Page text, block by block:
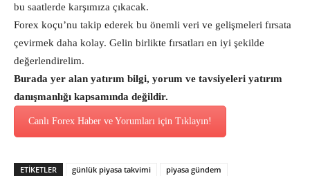
bu saatlerde karşımıza çıkacak.
Forex koçu’nu takip ederek bu önemli veri ve gelişmeleri fırsata
çevirmek daha kolay. Gelin birlikte fırsatları en iyi şekilde
değerlendirelim.
Burada yer alan yatırım bilgi, yorum ve tavsiyeleri yatırım
danışmanlığı kapsamında değildir.
Canlı Forex Haber ve Yorumları için Tıklayın!
ETİKETLER günlük piyasa takvimi
piyasa gündem